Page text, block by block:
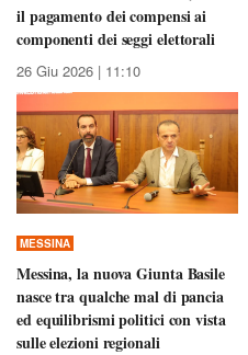
il pagamento dei compensi ai
componenti dei seggi elettorali
26 Giu 2026 | 11:10
MESSINA
Messina, la nuova Giunta Basile
nasce tra qualche mal di pancia
ed equilibrismi politici con vista
sulle elezioni regionali